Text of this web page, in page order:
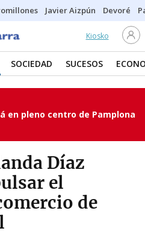
Javier Aizpún Devoré
Kiosko
SOCIEDAD SUCESOS
en pleno centro de Pamplona
Díaz
el
de